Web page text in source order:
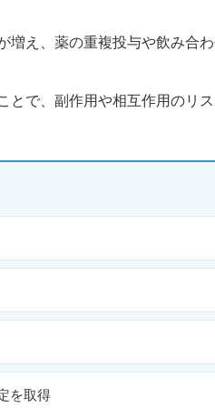
え、薬の重複投与や飲み合
で、副作用や相互作用のリ
を取得